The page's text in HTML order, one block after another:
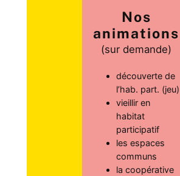
Nos
animations
(sur demande)
découverte de
l’hab. part. (jeu)
vieillir en
habitat
participatif
les espaces
communs
la coopérative